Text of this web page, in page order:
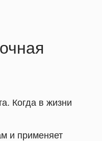
Когда в жизни
и применяет